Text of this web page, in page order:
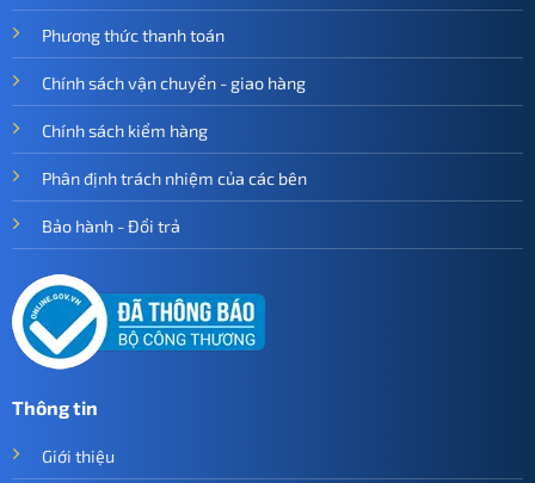
Phương thức thanh toán
Chính sách vận chuyển - giao hàng
Chính sách kiểm hàng
Phân định trách nhiệm của các bên
Bảo hành - Đổi trả
Thông tin
Giới thiệu